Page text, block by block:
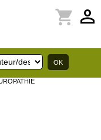
perm_identity
shopping_cart